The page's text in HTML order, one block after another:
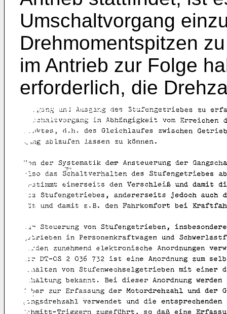
Umschaltvorgang
Drehmomentspitzen
im Antrieb zur Folge
erforderlich, die